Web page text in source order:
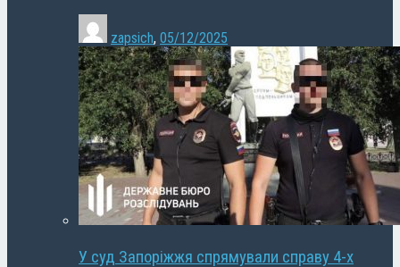
zapsich, 05/12/2025
У суд Запоріжжя спрямували справу 4-х